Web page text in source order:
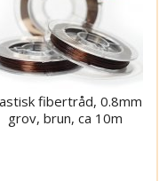
fibertråd, 0.8mm
grov, brun, ca 10m